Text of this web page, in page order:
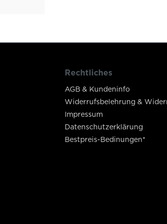
Rechtliches
AGB & Kundeninfo
Widerrufsbelehrung &
Impressum
Datenschutzerklärung
Bestpreis-Bedinungen*